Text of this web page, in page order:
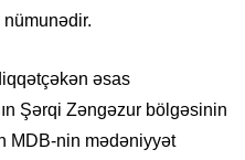
əsas
Şərqi Zəngəzur bölgəsinin
MDB-nin mədəniyyət